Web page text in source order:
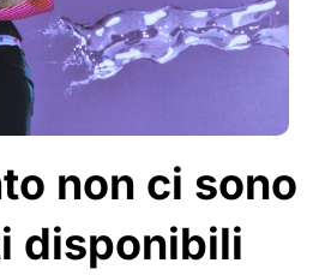
non ci sono
disponibili